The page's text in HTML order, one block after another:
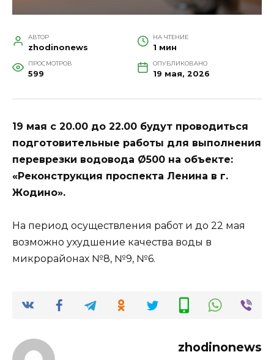
АВТОР
zhodinonews
НА ЧТЕНИЕ
1 мин
ПРОСМОТРОВ
599
ОПУБЛИКОВАНО
19 мая, 2026
19 мая с 20.00 до 22.00 будут проводиться
подготовительные работы для выполнения
переврезки водовода Ø500 на объекте:
«Реконструкция проспекта Ленина в г.
Жодино».
На период осуществления работ и до 22 мая
возможно ухудшение качества воды в
микрорайонах №8, №9, №6.
zhodinonews